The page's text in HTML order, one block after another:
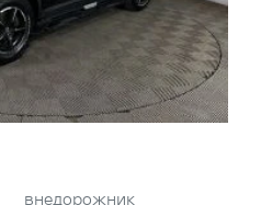
внедорожник